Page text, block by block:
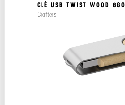
CLÉ USB TWIST WOOD 8GO
Crafters